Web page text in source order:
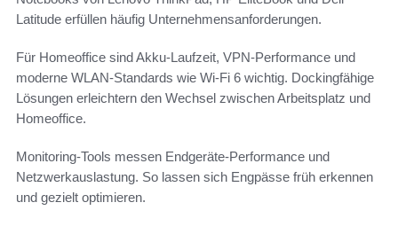
Latitude erfüllen häufig Unternehmensanforderungen.
Für Homeoffice sind Akku-Laufzeit, VPN-Performance und
moderne WLAN-Standards wie Wi‑Fi 6 wichtig. Dockingfähige
Lösungen erleichtern den Wechsel zwischen Arbeitsplatz und
Homeoffice.
Monitoring-Tools messen Endgeräte-Performance und
Netzwerkauslastung. So lassen sich Engpässe früh erkennen
und gezielt optimieren.